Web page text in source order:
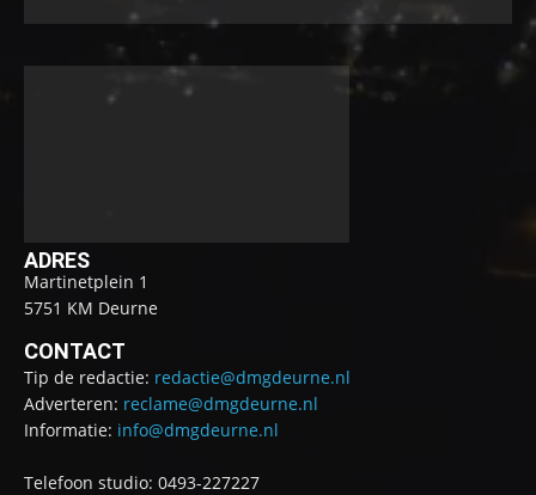
ADRES
Martinetplein 1
5751 KM Deurne
CONTACT
Tip de redactie: redactie@dmgdeurne.nl
Adverteren: reclame@dmgdeurne.nl
Informatie: info@dmgdeurne.nl
Telefoon studio: 0493-227227